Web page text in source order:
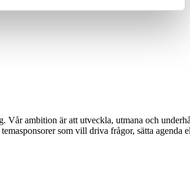
Vår ambition är att utveckla, utmana och
som vill driva frågor, sätta agenda